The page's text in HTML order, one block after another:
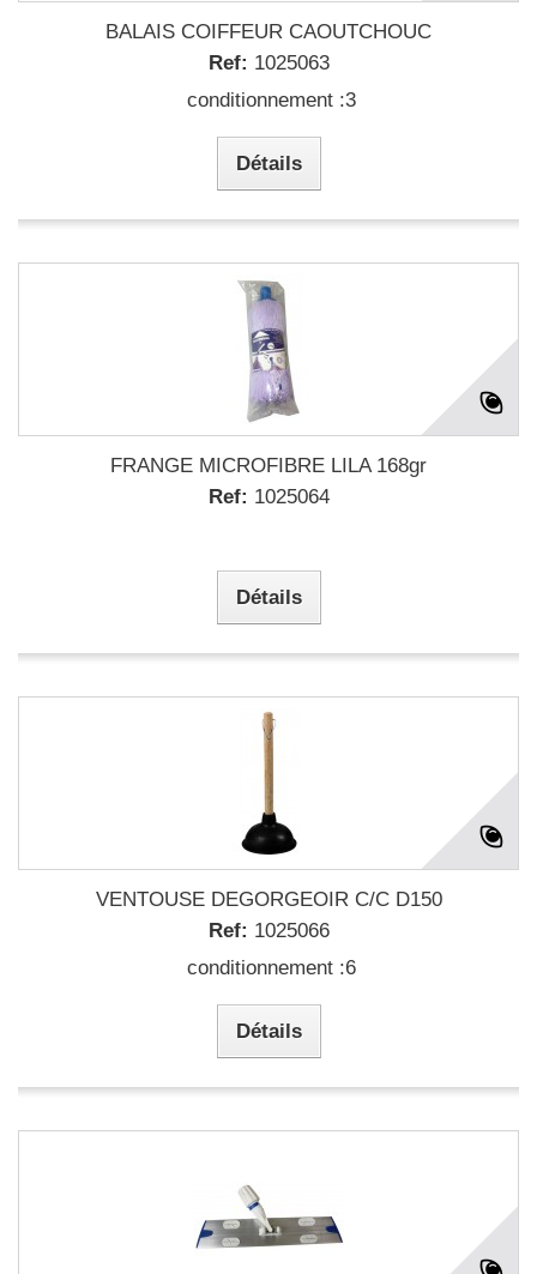
BALAIS COIFFEUR CAOUTCHOUC
Ref: 1025063
conditionnement :3
Détails
FRANGE MICROFIBRE LILA 168gr
Ref: 1025064
Détails
VENTOUSE DEGORGEOIR C/C D150
Ref: 1025066
conditionnement :6
Détails